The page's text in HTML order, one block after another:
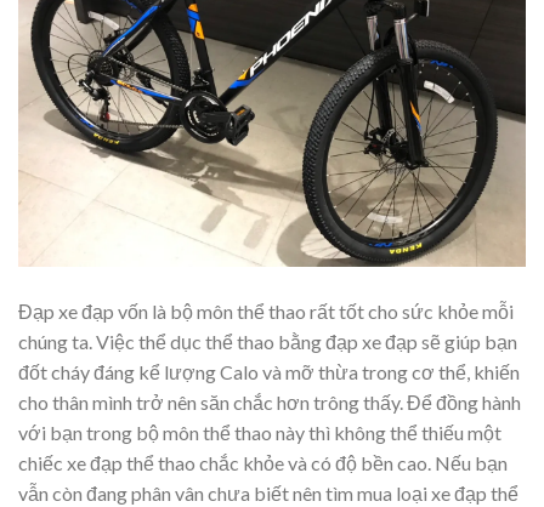
Đạp xe đạp vốn là bộ môn thể thao rất tốt cho sức khỏe mỗi
chúng ta. Việc thể dục thể thao bằng đạp xe đạp sẽ giúp bạn
đốt cháy đáng kể lượng Calo và mỡ thừa trong cơ thể, khiến
cho thân mình trở nên săn chắc hơn trông thấy. Để đồng hành
với bạn trong bộ môn thể thao này thì không thể thiếu một
chiếc xe đạp thể thao chắc khỏe và có độ bền cao. Nếu bạn
vẫn còn đang phân vân chưa biết nên tìm mua loại xe đạp thể